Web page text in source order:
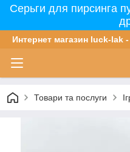
Серьги для пирсинга
Интернет магазин luck-lak
Товари та послуги